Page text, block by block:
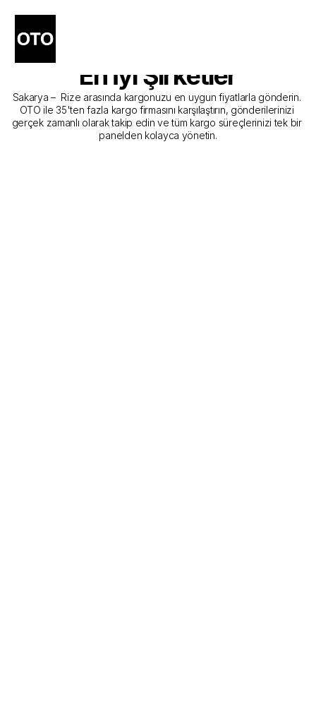
Sakarya - Rize Kargo
Gönderim Hizmeti Sunan
En İyi Şirketler
Sakarya –  Rize arasında kargonuzu en uygun fiyatlarla gönderin.
OTO ile 35'ten fazla kargo firmasını karşılaştırın, gönderilerinizi
gerçek zamanlı olarak takip edin ve tüm kargo süreçlerinizi tek bir
panelden kolayca yönetin.